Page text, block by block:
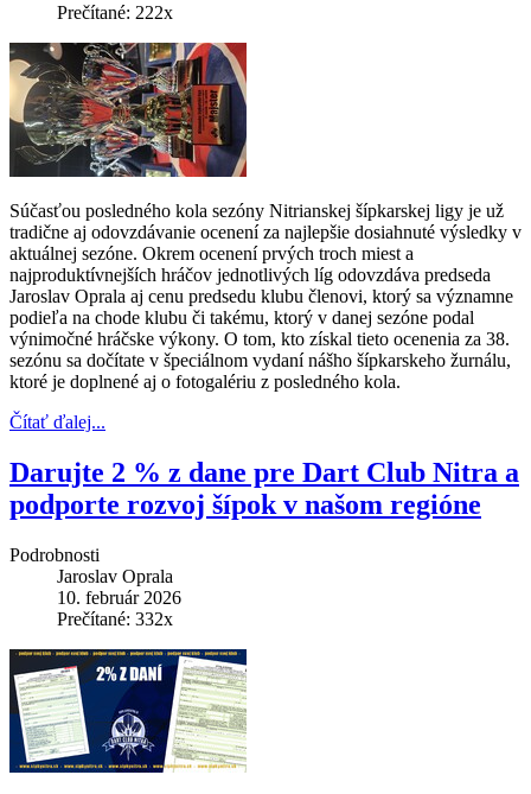
Prečítané: 222x
Súčasťou posledného kola sezóny Nitrianskej šípkarskej ligy je už
tradične aj odovzdávanie ocenení za najlepšie dosiahnuté výsledky v
aktuálnej sezóne. Okrem ocenení prvých troch miest a
najproduktívnejších hráčov jednotlivých líg odovzdáva predseda
Jaroslav Oprala aj cenu predsedu klubu členovi, ktorý sa významne
podieľa na chode klubu či takému, ktorý v danej sezóne podal
výnimočné hráčske výkony. O tom, kto získal tieto ocenenia za 38.
sezónu sa dočítate v špeciálnom vydaní nášho šípkarskeho žurnálu,
ktoré je doplnené aj o fotogalériu z posledného kola.
Čítať ďalej...
Darujte 2 % z dane pre Dart Club Nitra a
podporte rozvoj šípok v našom regióne
Podrobnosti
Jaroslav Oprala
10. február 2026
Prečítané: 332x